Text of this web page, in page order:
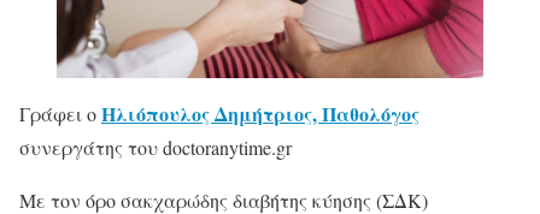
Γράφει οΗλιόπουλος Δημήτριος, Παθολόγος
συνεργάτης του doctoranytime.gr
Με τον όρο σακχαρώδης διαβήτης κύησης (ΣΔΚ)